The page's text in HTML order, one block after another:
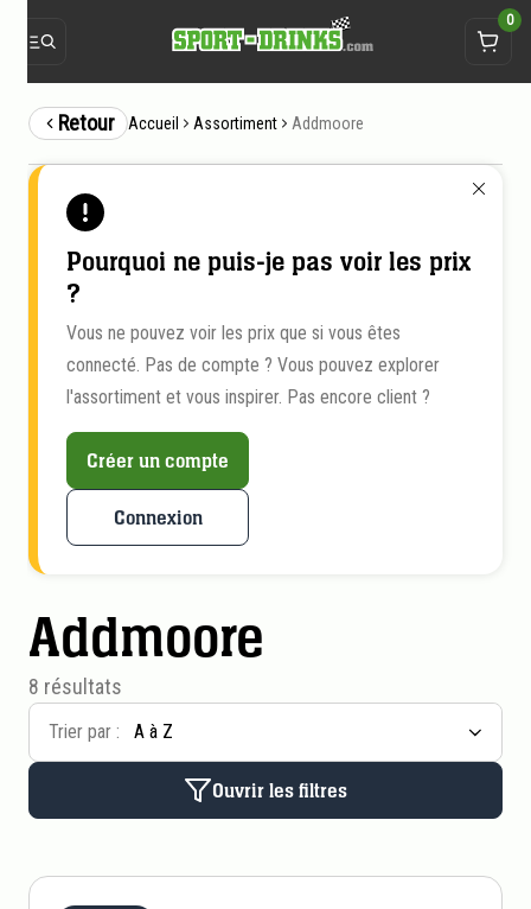
0
Retour Accueil Assortiment Addmoore
Pourquoi ne puis-je pas voir les prix
?
Vous ne pouvez voir les prix que si vous êtes
connecté. Pas de compte ? Vous pouvez explorer
l'assortiment et vous inspirer. Pas encore client ?
Créer un compte
Connexion
Addmoore
8 résultats
Trier par :
Ouvrir les filtres